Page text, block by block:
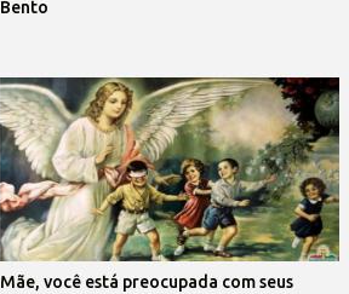
Bento
Mãe, você está preocupada com seus